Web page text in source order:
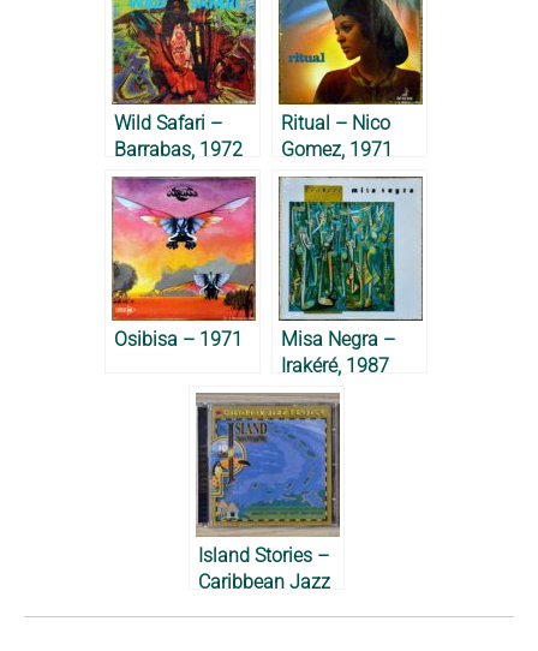
Wild Safari –
Barrabas, 1972
Ritual – Nico
Gomez, 1971
Osibisa – 1971
Misa Negra –
Irakéré, 1987
Island Stories –
Caribbean Jazz